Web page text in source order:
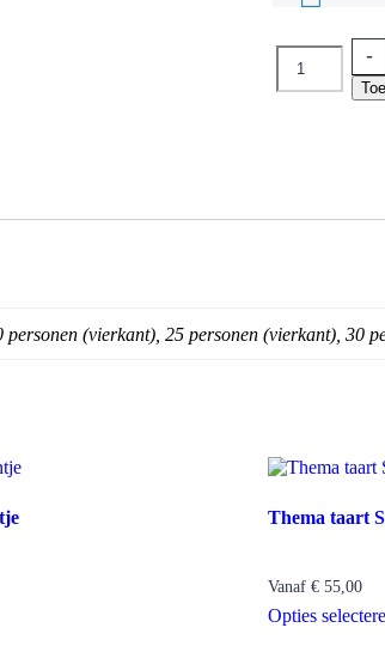
-
(vierkant), 25 personen (vierkant), 30
Thema taart
Vanaf €55,00
Opties